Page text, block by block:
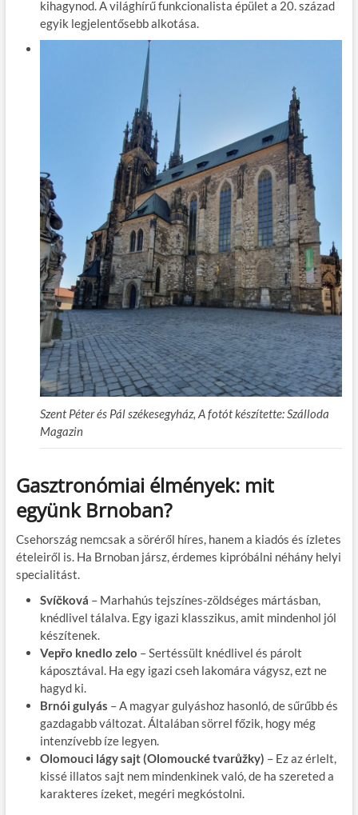
kihagynod. A világhírű funkcionalista épület a 20. század
egyik legjelentősebb alkotása.
Szent Péter és Pál székesegyház, A fotót készítette: Szálloda
Magazin
Gasztronómiai élmények: mit
együnk Brnoban?
Csehország nemcsak a söréről híres, hanem a kiadós és ízletes
ételeiről is. Ha Brnoban jársz, érdemes kipróbálni néhány helyi
specialitást.
Svíčková – Marhahús tejszínes-zöldséges mártásban,
knédlivel tálalva. Egy igazi klasszikus, amit mindenhol jól
készítenek.
Vepřo knedlo zelo – Sertéssült knédlivel és párolt
káposztával. Ha egy igazi cseh lakomára vágysz, ezt ne
hagyd ki.
Brnói gulyás – A magyar gulyáshoz hasonló, de sűrűbb és
gazdagabb változat. Általában sörrel főzik, hogy még
intenzívebb íze legyen.
Olomouci lágy sajt (Olomoucké tvarůžky) – Ez az érlelt,
kissé illatos sajt nem mindenkinek való, de ha szereted a
karakteres ízeket, megéri megkóstolni.